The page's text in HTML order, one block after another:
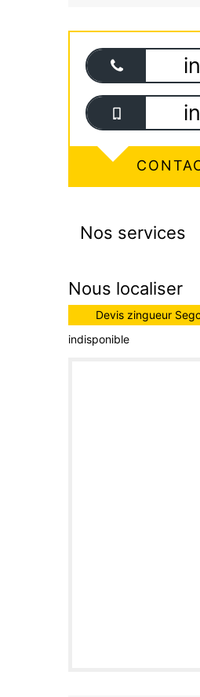
Nos services
Nous localiser
Devis zingueur
indisponible